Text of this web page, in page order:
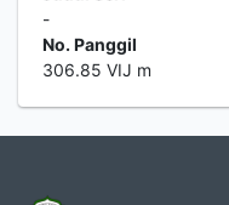
-
No. Panggil
306.85 VIJ m